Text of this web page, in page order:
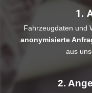
1.
Fahrzeugdaten und
anonymisierte
aus
2.